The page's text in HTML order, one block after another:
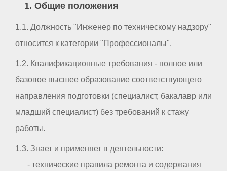
1. Общие положения
1.1. Должность "Инженер по техническому надзору"
относится к категории "Профессионалы".
1.2. Квалификационные требования - полное или
базовое высшее образование соответствующего
направления подготовки (специалист, бакалавр или
младший специалист) без требований к стажу
работы.
1.3. Знает и применяет в деятельности:
- технические правила ремонта и содержания